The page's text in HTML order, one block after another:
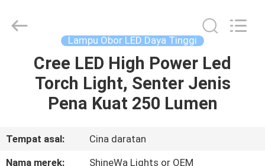
RUMAH
PRODUK
VIDEO
International
Trade
Lampu Obor LED Daya Tinggi
Cree LED High Power Led
Torch Light, Senter Jenis
Pena Kuat 250 Lumen
Tempat asal:
Cina daratan
Nama merek:
ShineWa Lights or OEM